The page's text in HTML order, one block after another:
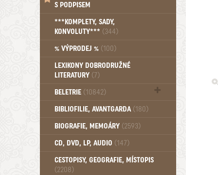
S PODPISEM
***KOMPLETY, SADY,
KONVOLUTY*** (344)
% VÝPRODEJ % (100)
LEXIKONY DOBRODRUŽNÉ
LITERATURY (7)
BELETRIE (10842)
Beletrie - Historická (1388)
Beletrie - Povídky (1758)
Beletrie - Válečné romány (489)
Beletrie - Ženské a dívčí romány
(1522)
BIBLIOFILIE, AVANTGARDA (180)
BIOGRAFIE, MEMOÁRY (2593)
CD, DVD, LP, AUDIO (147)
CESTOPISY, GEOGRAFIE, MÍSTOPIS
(2208)